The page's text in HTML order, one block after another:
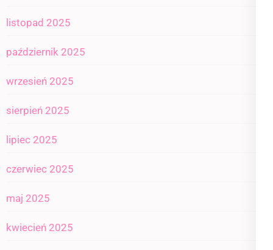
listopad 2025
październik 2025
wrzesień 2025
sierpień 2025
lipiec 2025
czerwiec 2025
maj 2025
kwiecień 2025